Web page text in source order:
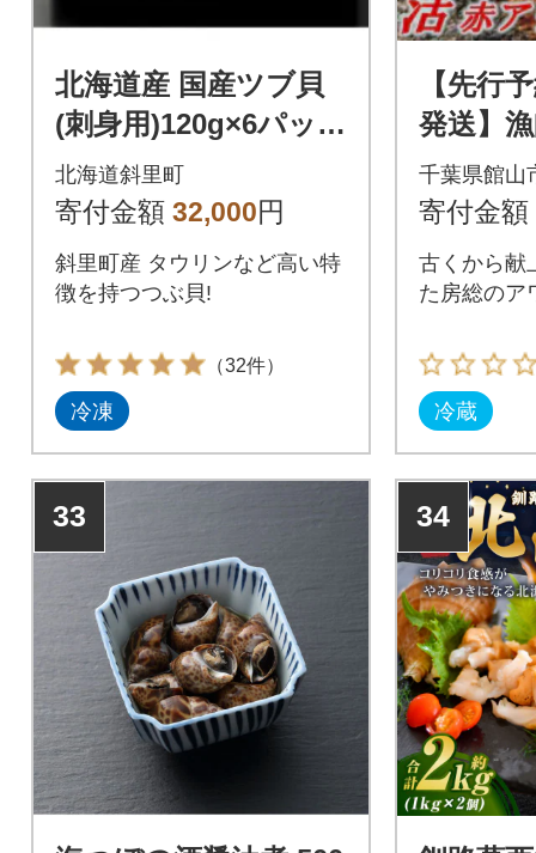
北海道産 国産ツブ貝
(刺身用)120g×6パック
現地加工 急速冷凍
北海道斜里町
寄付金額 32,000円
斜里町産 タウリンなど高い特
徴を持つつぶ貝!
（32件）
冷凍
【先行
発送】
活メガ
～5枚)
千葉県館山
寄付金額
古くから献
た房総のア
冷蔵
33 34